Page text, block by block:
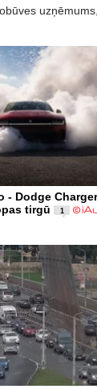
- Dodge Charger
tirgū
1